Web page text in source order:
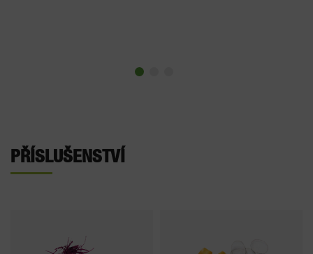
PŘÍSLUŠENSTVÍ